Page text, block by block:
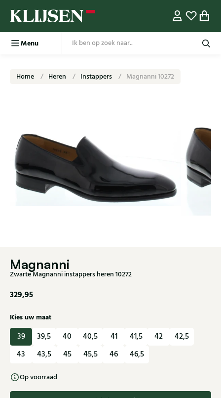
Menu
Home Heren Instappers Magnanni 10272
Magnanni
Zwarte Magnanni instappers heren 10272
329,95
Kies uw maat
39 39,5 40 40,5 41 41,5 42
42,5
43
43,5 45 45,5 46 46,5
Op voorraad